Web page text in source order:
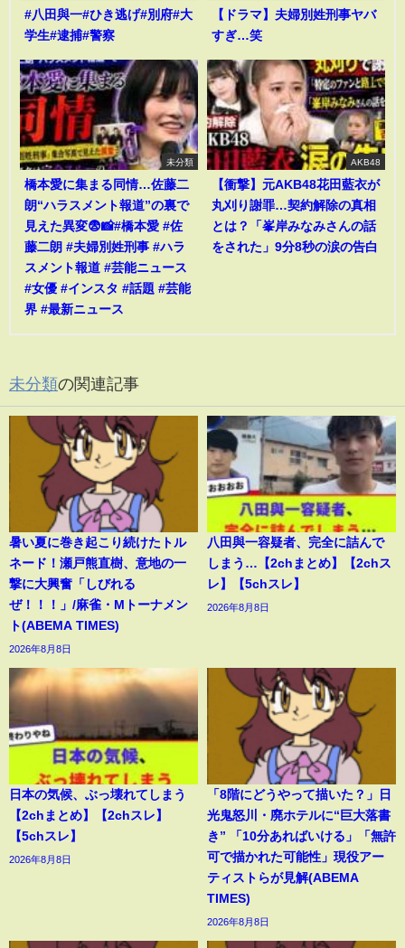
#八田與一#ひき逃げ#別府#大
学生#逮捕#警察
【ドラマ】夫婦別姓刑事ヤバ
すぎ…笑
未分類
橋本愛に集まる同情…佐藤二
朗“ハラスメント報道”の裏で
見えた異変😨📸#橋本愛 #佐
藤二朗 #夫婦別姓刑事 #ハラ
スメント報道 #芸能ニュース
#女優 #インスタ #話題 #芸能
界 #最新ニュース
AKB48
【衝撃】元AKB48花田藍衣が
丸刈り謝罪…契約解除の真相
とは？「峯岸みなみさんの話
をされた」9分8秒の涙の告白
未分類の関連記事
暑い夏に巻き起こり続けたトル
ネード！瀬戸熊直樹、意地の一
撃に大興奮「しびれる
ぜ！！！」/麻雀・Mトーナメン
ト(ABEMA TIMES)
2026年8月8日
八田與一容疑者、完全に詰んで
しまう…【2chまとめ】【2chス
レ】【5chスレ】
2026年8月8日
日本の気候、ぶっ壊れてしまう
【2chまとめ】【2chスレ】
【5chスレ】
2026年8月8日
「8階にどうやって描いた？」日
光鬼怒川・廃ホテルに“巨大落書
き” 「10分あればいける」「無許
可で描かれた可能性」現役アー
ティストらが見解(ABEMA
TIMES)
2026年8月8日